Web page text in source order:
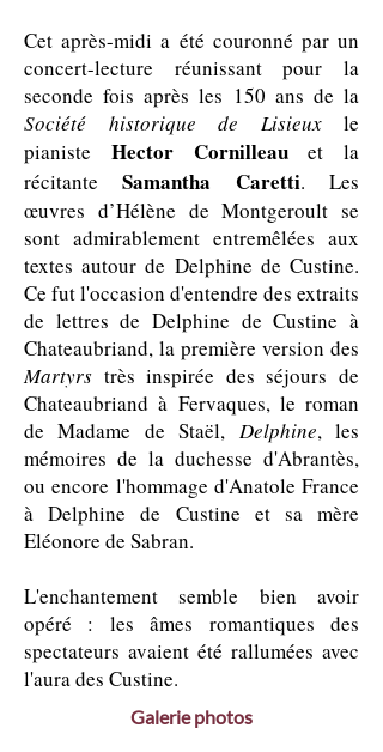
Cet après-midi a été couronné par un
concert-lecture réunissant pour la
seconde fois après les 150 ans de la
Société historique de Lisieuxle
pianiste Hector Cornilleauet la
récitanteSamantha Caretti. Les
œuvres d’Hélène de Montgeroult se
sont admirablement entremêlées aux
textes autour de Delphine de Custine.
Ce fut l'occasion d'entendre des extraits
de lettres de Delphine de Custine à
Chateaubriand, la première version des
Martyrs très inspirée des séjours de
Chateaubriand à Fervaques, le roman
de Madame de Staël, Delphine, les
mémoires de la duchesse d'Abrantès,
ou encore l'hommage d'Anatole France
à Delphine de Custine et sa mère
Eléonore de Sabran.
L'enchantement semble bien avoir
opéré : les âmes romantiques des
spectateurs avaient été rallumées avec
l'aura des Custine.
Galerie photos